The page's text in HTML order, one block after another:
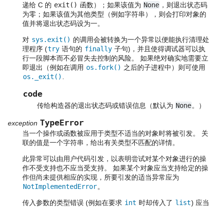
递给 C 的 exit() 函数）；如果该值为 None ，则退出状态码
为零；如果该值为其他类型（例如字符串），则会打印对象的
值并将退出状态码设为一。
对 sys.exit() 的调用会被转换为一个异常以便能执行清理处
理程序 (try 语句的 finally 子句)，并且使得调试器可以执
行一段脚本而不必冒失去控制的风险。 如果绝对确实地需要立
即退出（例如在调用 os.fork() 之后的子进程中）则可使用
os._exit()
code
传给构造器的退出状态码或错误信息（默认为 None。）
exception TypeError
当一个操作或函数被应用于类型不适当的对象时将被引发。 关
联的值是一个字符串，给出有关类型不匹配的详情。
此异常可以由用户代码引发，以表明尝试对某个对象进行的操
作不受支持也不应当受支持。 如果某个对象应当支持给定的操
作但尚未提供相应的实现，所要引发的适当异常应为
NotImplementedError。
传入参数的类型错误 (例如在要求 int 时却传入了 list) 应当